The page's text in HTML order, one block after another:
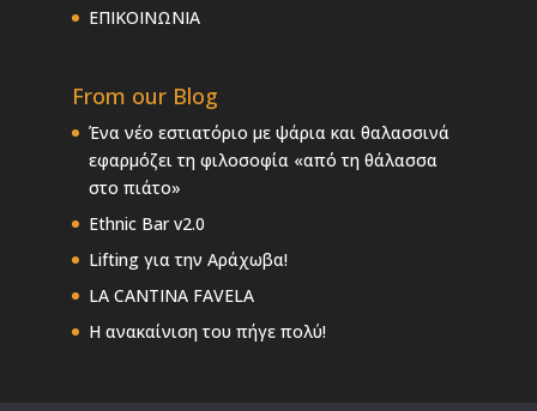
ΕΠΙΚΟΙΝΩΝΙΑ
From our Blog
Ένα νέο εστιατόριο με ψάρια και θαλασσινά
εφαρμόζει τη φιλοσοφία «από τη θάλασσα
στο πιάτο»
Ethnic Bar v2.0
Lifting για την Αράχωβα!
LA CANTINA FAVELA
Η ανακαίνιση του πήγε πολύ!